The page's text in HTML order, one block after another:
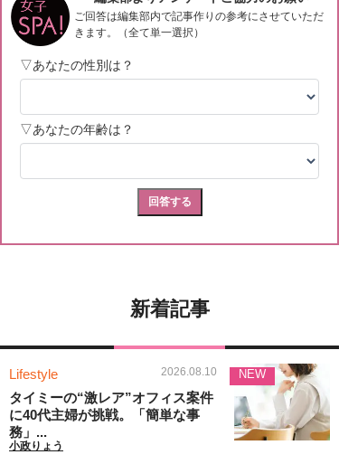
新着記事
Lifestyle 2026.08.10
タイミーの“激レア”オフィス案件
に40代主婦が挑戦。「簡単な事
務」...
小政りょう
NEW